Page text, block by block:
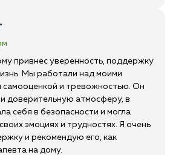
привнес уверенность, поддержку
Мы работали над моими
самооценкой и тревожностью. Он
доверительную атмосферу, в
себя в безопасности и могла
эмоциях и трудностях. Я очень
и рекомендую его, как
на дому.